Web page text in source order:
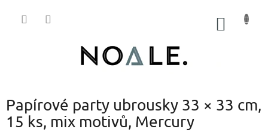
Papírové party ubrousky 33 × 33 cm,
15 ks, mix motivů, Mercury